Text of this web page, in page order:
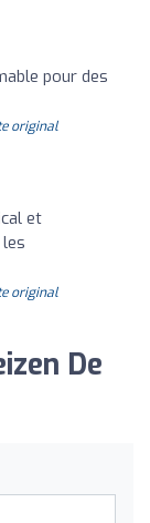
pour des
original
et
original
De